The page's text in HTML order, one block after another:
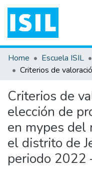
All of DSpace
Statistics
Documentos ▾
Home Escuela ISIL
Criterios de
elección de
en mypes del
el distrito de
periodo 2022